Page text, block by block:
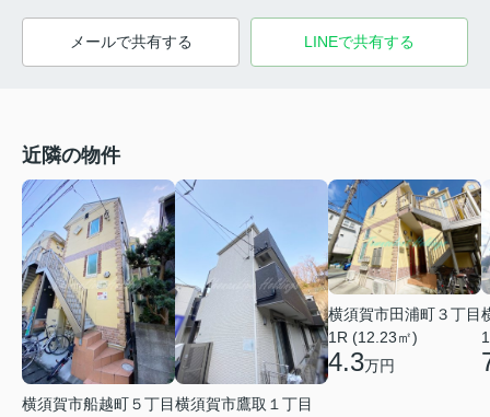
メールで共有する LINEで共有する
近隣の物件
横須賀市船越町５丁目横須賀市鷹取１丁目
横須賀市田浦町３丁目
1R (12.23㎡)
4.3万円